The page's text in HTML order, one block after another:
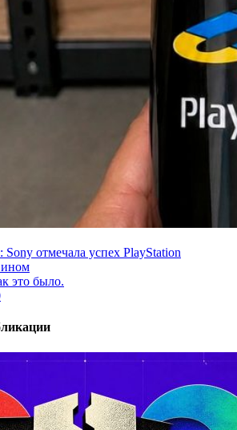
Sony отмечала успех PlayStation
это было.